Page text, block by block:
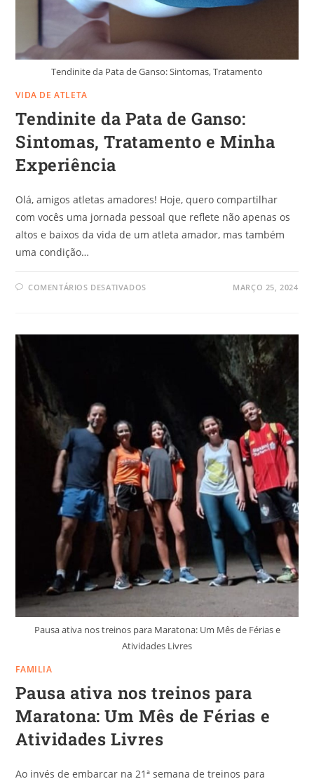
Tendinite da Pata de Ganso: Sintomas, Tratamento
VIDA DE ATLETA
Tendinite da Pata de Ganso:
Sintomas, Tratamento e Minha
Experiência
Olá, amigos atletas amadores! Hoje, quero compartilhar
com vocês uma jornada pessoal que reflete não apenas os
altos e baixos da vida de um atleta amador, mas também
uma condição…
COMENTÁRIOS DESATIVADOS MARÇO 25, 2024
Pausa ativa nos treinos para Maratona: Um Mês de Férias e
Atividades Livres
FAMILIA
Pausa ativa nos treinos para
Maratona: Um Mês de Férias e
Atividades Livres
Ao invés de embarcar na 21ª semana de treinos para